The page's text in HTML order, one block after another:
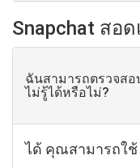
Snapchat สอ
ฉันสามารถตรวจสอ
ไม่รู้ได้หรือไม่?
ได้ คุณสามารถใช้